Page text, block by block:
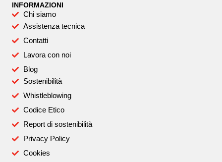
INFORMAZIONI
Chi siamo
Assistenza tecnica
Contatti
Lavora con noi
Blog
Sostenibilità
Whistleblowing
Codice Etico
Report di sostenibilità
Privacy Policy
Cookies